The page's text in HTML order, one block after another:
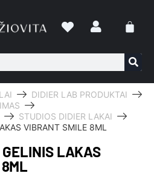
DIDIER LAB PRODUKTAI
STUDIOS DIDIER LAKAI
VIBRANT SMILE 8ML
GELINIS LAKAS